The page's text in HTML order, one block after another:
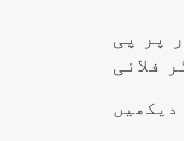
پر پی
فلائی